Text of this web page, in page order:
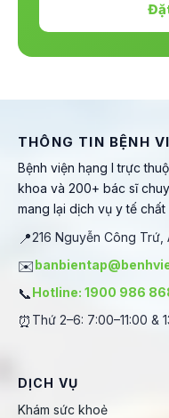
THÔNG TIN BỆNH
Bệnh viện hạng I trực
khoa và 200+ bác sĩ
mang lại dịch vụ y tế chất
📍216 Nguyễn Công Trứ,
✉️
📞Hotline: 1900 986
⏰ Thứ 2–6: 7:00–11:00 &
DỊCH VỤ
Khám sức khoẻ